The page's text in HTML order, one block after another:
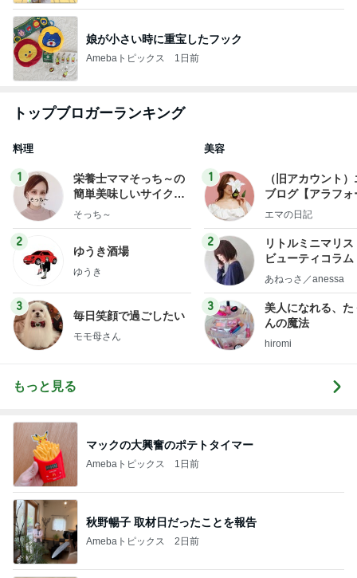
娘が小さい時に重宝したフック
Amebaトピックス 1日前
トップブロガーランキング
料理
1
栄養士ママそっち～の
簡単美味しいサイクル
献立
そっち～
2
ゆうき酒場
ゆうき
3
毎日笑顔で過ごしたい
モモ母さん
美容
1
（旧アカウント
ブログ【アラフォ
社売却セカンドラ
エマの日記
2
リトルミニマリス
ビューティコラ
little
あねっさ／anessa
3
美人になれる、た
んの魔法
hiromi
もっと見る
マックの大興奮のポテトタイマー
Amebaトピックス 1日前
秋野暢子 取材日だったことを報告
Amebaトピックス 2日前